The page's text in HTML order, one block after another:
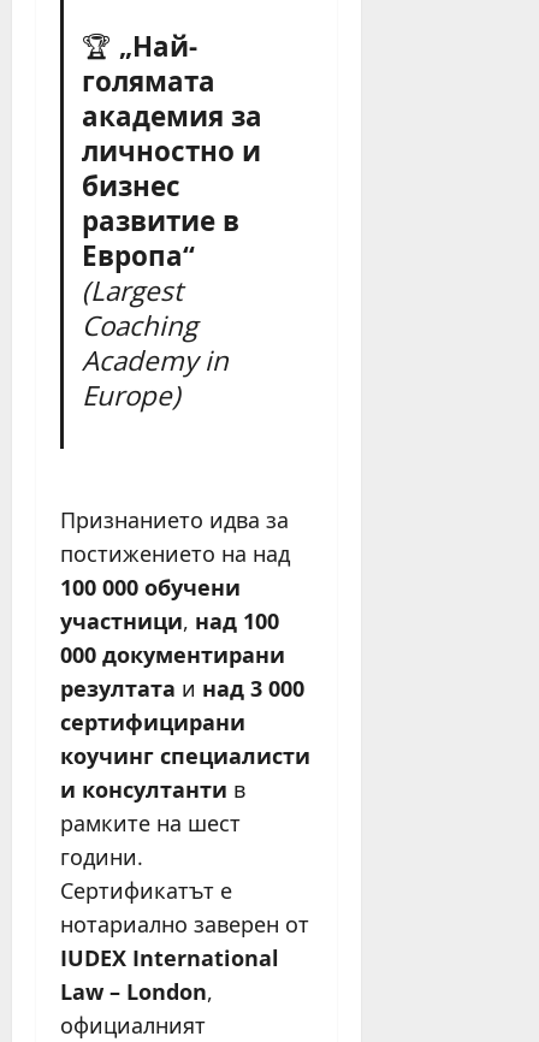
🏆 „Най-
голямата
академия за
личностно и
бизнес
развитие в
Европа“
(Largest
Coaching
Academy in
Europe)
Признанието идва за
постижението на над
100 000 обучени
участници, над 100
000 документирани
резултата и над 3 000
сертифицирани
коучинг специалисти
и консултанти в
рамките на шест
години.
Сертификатът е
нотариално заверен от
IUDEX International
Law – London,
официалният